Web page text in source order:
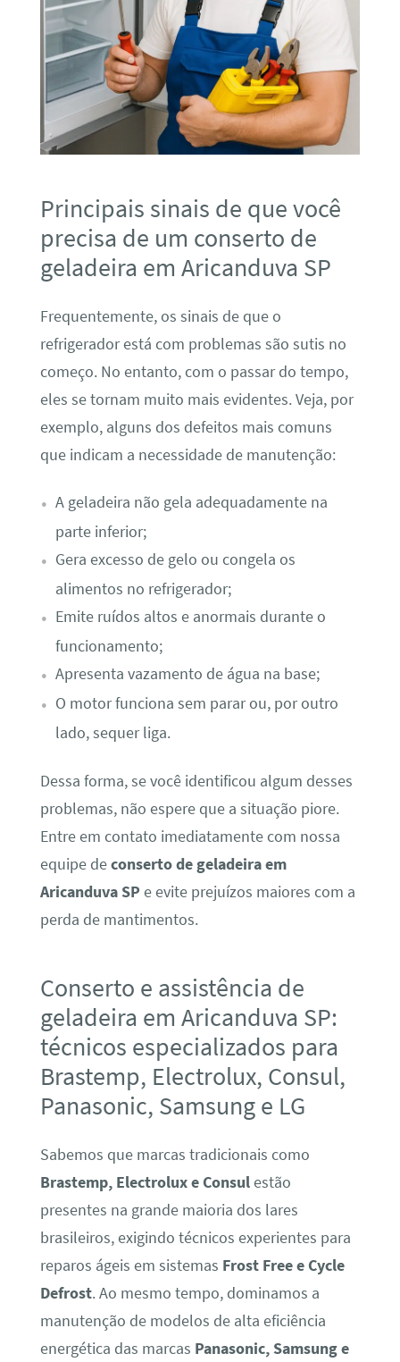
Principais sinais de que você
precisa de um conserto de
geladeira em Aricanduva SP
Frequentemente, os sinais de que o
refrigerador está com problemas são sutis no
começo. No entanto, com o passar do tempo,
eles se tornam muito mais evidentes. Veja, por
exemplo, alguns dos defeitos mais comuns
que indicam a necessidade de manutenção:
A geladeira não gela adequadamente na
parte inferior;
Gera excesso de gelo ou congela os
alimentos no refrigerador;
Emite ruídos altos e anormais durante o
funcionamento;
Apresenta vazamento de água na base;
O motor funciona sem parar ou, por outro
lado, sequer liga.
Dessa forma, se você identificou algum desses
problemas, não espere que a situação piore.
Entre em contato imediatamente com nossa
equipe deconserto de geladeira em
Aricanduva SP e evite prejuízos maiores com a
perda de mantimentos.
Conserto e assistência de
geladeira em Aricanduva SP:
técnicos especializados para
Brastemp, Electrolux, Consul,
Panasonic, Samsung e LG
Sabemos que marcas tradicionais como
Brastemp, Electrolux e Consulestão
presentes na grande maioria dos lares
brasileiros, exigindo técnicos experientes para
reparos ágeis em sistemas Frost Free e Cycle
Defrost. Ao mesmo tempo, dominamos a
manutenção de modelos de alta eficiência
energética das marcas Panasonic, Samsung e